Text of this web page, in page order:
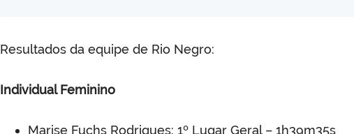
Resultados da equipe de Rio Negro:
Individual Feminino
Marise Fuchs Rodrigues: 1º Lugar Geral – 1h39m35s